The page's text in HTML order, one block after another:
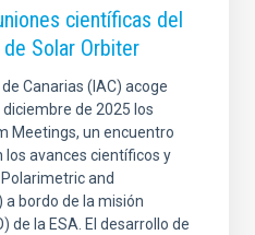
científicas del
Solar Orbiter
Canarias (IAC) acoge
de 2025 los
Meetings, un encuentro
avances científicos y
and
a bordo de la misión
de la ESA. El desarrollo de